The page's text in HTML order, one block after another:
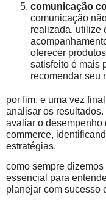
comunicação
comunicação
realizada. utilize
oferecer
satisfeito é mais
recomendar seu
por fim, e uma vez
analisar os
avaliar o desempenho
commerce,
estratégias.
como sempre
essencial para
planejar com sucesso